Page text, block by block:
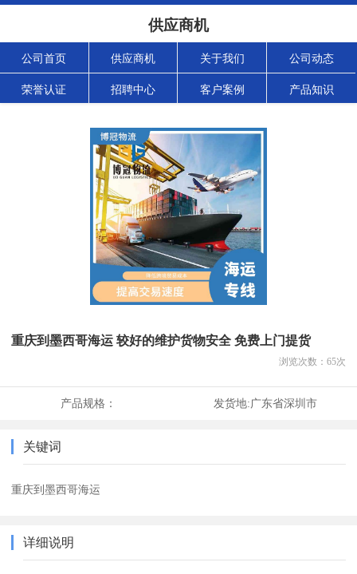
供应商机
公司首页 供应商机 关于我们 公司动态
荣誉认证 招聘中心 客户案例 产品知识
重庆到墨西哥海运 较好的维护货物安全 免费上门提货
浏览次数： 65次
产品规格： 发货地:广东省深圳市
关键词
重庆到墨西哥海运
详细说明